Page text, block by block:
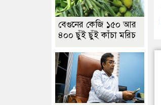
বেগুনের কেজি ১৫০ আর
৪০০ ছুঁই ছুঁই কাঁচা মরিচ